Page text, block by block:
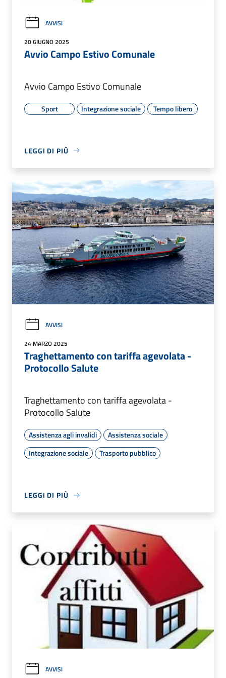
AVVISI
20 GIUGNO 2025
Avvio Campo Estivo Comunale
Avvio Campo Estivo Comunale
Sport Integrazione sociale Tempo libero
LEGGI DI PIÙ
AVVISI
24 MARZO 2025
Traghettamento con tariffa agevolata -
Protocollo Salute
Traghettamento con tariffa agevolata -
Protocollo Salute
Assistenza agli invalidi
Assistenza sociale
Integrazione sociale
Trasporto pubblico
LEGGI DI PIÙ
AVVISI